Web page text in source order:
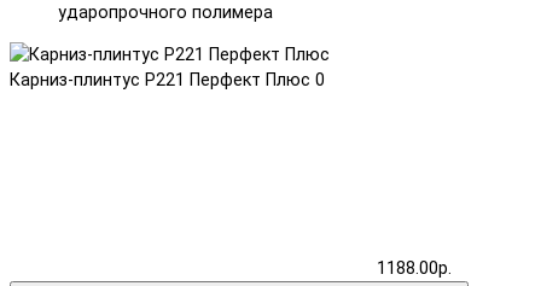
ударопрочного полимера
Карниз-плинтус P221 Перфект Плюс 0
1188.00р.